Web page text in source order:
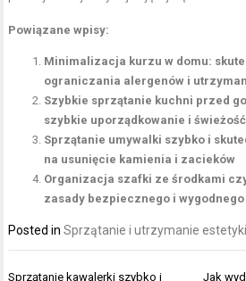
Powiązane wpisy:
Minimalizacja kurzu w domu:
ograniczania alergenów i
Szybkie sprzątanie kuchni przed
szybkie uporządkowanie i świeżość
Sprzątanie umywalki szybko i
na usunięcie kamienia i zacieków
Organizacja szafki ze środkami
zasady bezpiecznego i
Posted inSprzątanie i utrzymanie
Nawigacja
Sprzątanie kawalerki szybko i
Jak